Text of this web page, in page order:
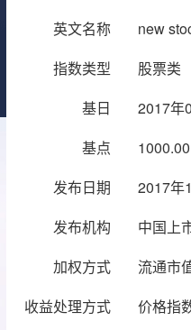
英文名称
new
指数类型
股票类
基日
2017年
基点
1000.00
发布日期
2017年
发布机构
中国上
加权方式
流通市
收益处理方式
价格指